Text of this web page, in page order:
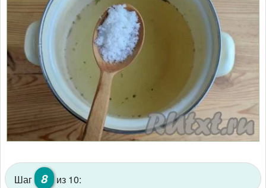
Шаг 8
из 10: